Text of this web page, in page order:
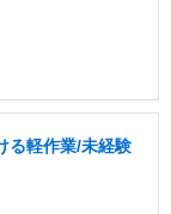
る軽作業/未経験